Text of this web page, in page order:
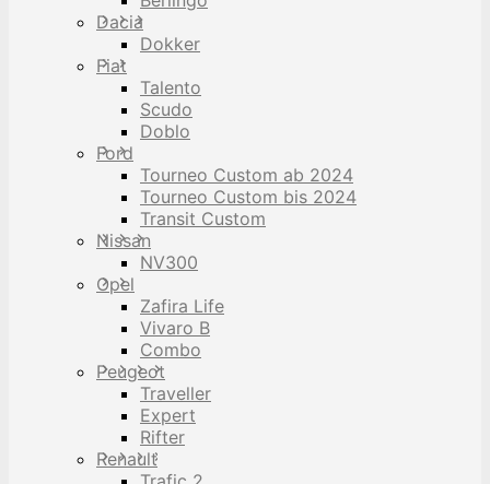
Dacia
Dokker
Fiat
Talento
Scudo
Doblo
Ford
Tourneo Custom ab 2024
Tourneo Custom bis 2024
Transit Custom
Nissan
NV300
Opel
Zafira Life
Vivaro B
Combo
Peugeot
Traveller
Expert
Rifter
Renault